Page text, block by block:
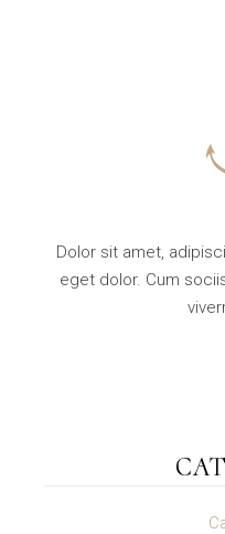
Dolor sit amet,
eget dolor. Cum